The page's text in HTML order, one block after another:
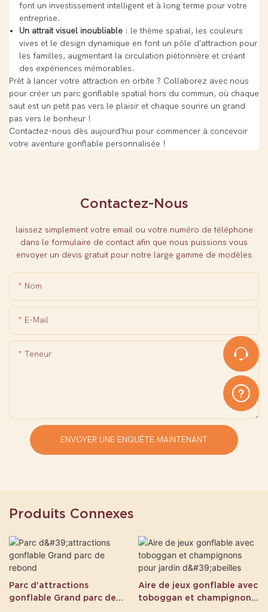
font un investissement intelligent et à long terme pour votre
entreprise.
Un attrait visuel inoubliable: le thème spatial, les couleurs
vives et le design dynamique en font un pôle d'attraction pour
les familles, augmentant la circulation piétonnière et créant
des expériences mémorables.
Prêt à lancer votre attraction en orbite ? Collaborez avec nous
pour créer un parc gonflable spatial hors du commun, où chaque
saut est un petit pas vers le plaisir et chaque sourire un grand
pas vers le bonheur !
Contactez-nous dès aujourd'hui pour commencer à concevoir
votre aventure gonflable personnalisée !
Contactez-Nous
laissez simplement votre email ou votre numéro de téléphone
dans le formulaire de contact afin que nous puissions vous
envoyer un devis gratuit pour notre large gamme de modèles
Nom
E-Mail
Teneur
ENVOYER UNE ENQUÊTE MAINTENANT
Produits Connexes
Parc d'attractions
gonflable Grand parc de
Aire de jeux gonflable avec
toboggan et champignons